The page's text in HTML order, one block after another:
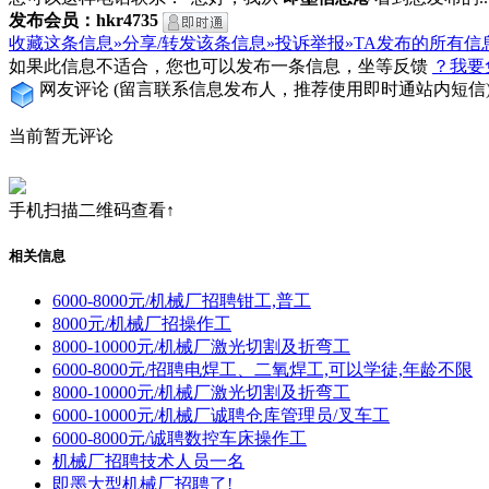
发布会员：hkr4735
收藏这条信息»分享/转发该条信息»投诉举报»TA发布的所有信
如果此信息不适合，您也可以发布一条信息，坐等反馈 ？我
网友评论 (留言联系信息发布人，推荐使用即时通站内短信
当前暂无评论
手机扫描二维码查看↑
相关信息
6000-8000元/机械厂招聘钳工,普工
8000元/机械厂招操作工
8000-10000元/机械厂激光切割及折弯工
6000-8000元/招聘电焊工、二氧焊工,可以学徒,年龄不限
8000-10000元/机械厂激光切割及折弯工
6000-10000元/机械厂诚聘仓库管理员/叉车工
6000-8000元/诚聘数控车床操作工
机械厂招聘技术人员一名
即墨大型机械厂招聘了!